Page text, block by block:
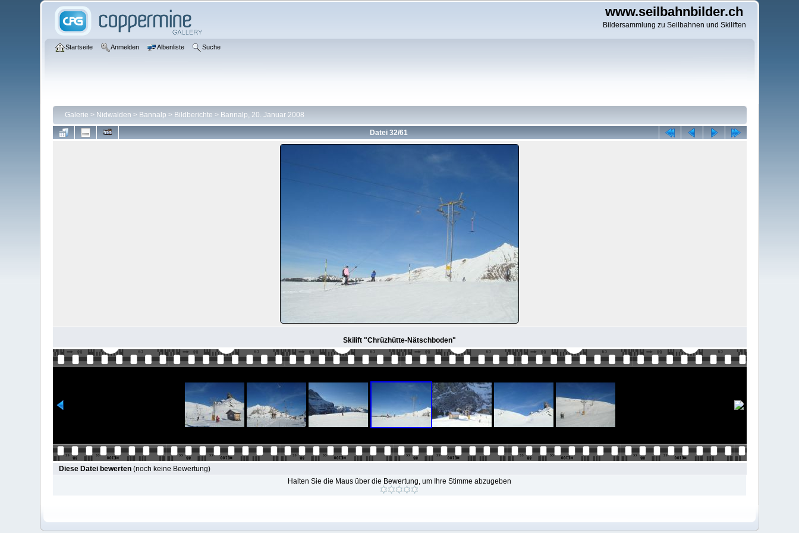
www.seilbahnbilder.ch
Bildersammlung zu Seilbahnen und Skiliften
Startseite Anmelden Albenliste Suche
Galerie > Nidwalden > Bannalp > Bildberichte > Bannalp, 20. Januar 2008
Datei 32/61
Skilift "Chrüzhütte-Nätschboden"
Diese Datei bewerten(noch keine Bewertung)
Halten Sie die Maus über die Bewertung, um Ihre Stimme abzugeben